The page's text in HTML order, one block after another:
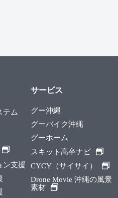
テム
ン支援
サービス
グー沖縄
グーバイク沖縄
グーホーム
スキット高卒ナビ
CYCY（サイサイ）
Drone Movie 沖縄の風景
素材